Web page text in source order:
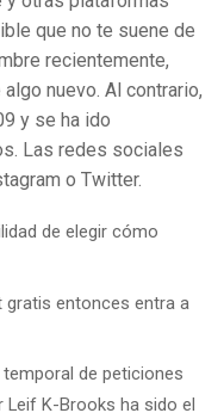
que no te suene de
recientemente,
nuevo. Al contrario,
y se ha ido
Las redes sociales
o Twitter.
de elegir cómo
gratis entonces entra a
de peticiones
Leif K-Brooks ha sido el